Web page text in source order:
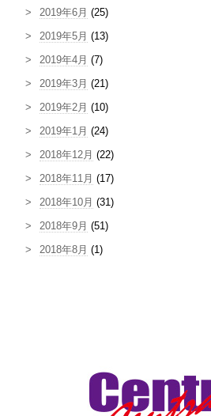
2019年6月 (25)
2019年5月 (13)
2019年4月 (7)
2019年3月 (21)
2019年2月 (10)
2019年1月 (24)
2018年12月 (22)
2018年11月 (17)
2018年10月 (31)
2018年9月 (51)
2018年8月 (1)